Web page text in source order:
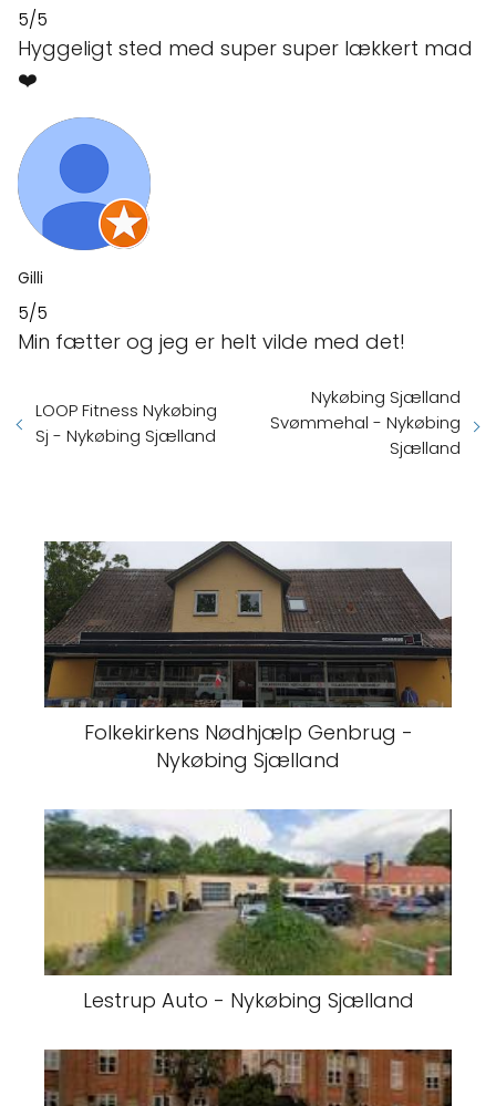
5/5
Hyggeligt sted med super super lækkert mad
❤️
Gilli
5/5
Min fætter og jeg er helt vilde med det!
LOOP Fitness Nykøbing
Sj - Nykøbing Sjælland
Nykøbing Sjælland
Svømmehal - Nykøbing
Sjælland
Folkekirkens Nødhjælp Genbrug -
Nykøbing Sjælland
Lestrup Auto - Nykøbing Sjælland